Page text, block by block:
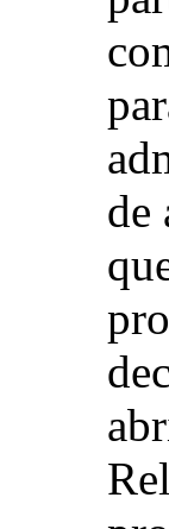
de